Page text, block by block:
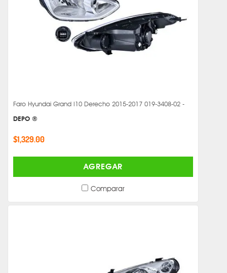
Faro Hyundai Grand I10 Derecho 2015-2017 019-3408-02 -
DEPO ®
$1,329.00
AGREGAR
Comparar